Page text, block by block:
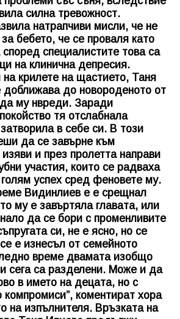
силна тревожност.
натрапчиви мисли, че не
бебето, че се проваля като
специалистите това са
на клинична депресия.
крилете на щастието, Таня
доближава до новороденото от
му нвреди. Заради
тя отслабнала
в себе си. В този
да се завърне към
и през пролетта направи
участия, които се радваха
успех сред феновете му.
Видинлиев е е срещнал
му е завъртяла главата, или
да се бори с променливите
си, не е ясно, но се
е изнесъл от семейното
време двамата изобщо
сега са разделени. Може и да
в името на децата, но с
компромиси”, коментират хора
на изпълнителя. Връзката на